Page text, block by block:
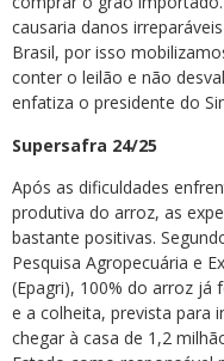
causaria danos
Brasil, por isso
conter o leilão e não
enfatiza o presidente do
Supersafra 24/25
Após as dificuldades
produtiva do arroz, as
bastante positivas.
Pesquisa Agropecuária e
(Epagri), 100% do arroz já
e a colheita, prevista para
chegar à casa de 1,2